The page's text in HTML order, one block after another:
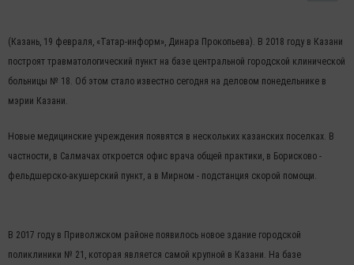
(Казань, 19 февраля, «Татар-информ», Динара Прокопьева). В 2018 году в Казани
построят травматологический пункт на базе центральной городской клинической
больницы № 18. Об этом стало известно сегодня на деловом понедельнике в
мэрии Казани.
Новые медицинские учреждения появятся в нескольких казанских поселках. В
частности, в Салмачах откроется офис врача общей практики, в Борисково -
фельдшерско-акушерский пункт, а в Мирном - подстанция скорой помощи.
В 2017 году в Приволжском районе появилось новое здание городской
поликлиники № 21, которая является самой крупной в Казани. На базе